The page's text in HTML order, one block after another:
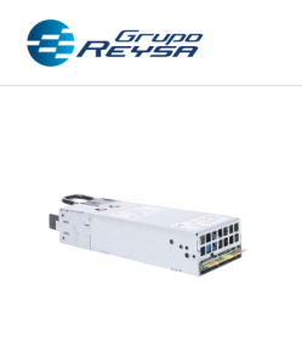
contenido
cantidad